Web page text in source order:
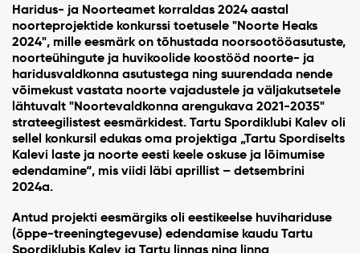
Haridus- ja Noorteamet korraldas 2024 aastal
noorteprojektide konkurssi toetusele "Noorte Heaks
2024", mille eesmärk on tõhustada noorsootööasutuste,
noorteühingute ja huvikoolide koostööd noorte- ja
haridusvaldkonna asutustega ning suurendada nende
võimekust vastata noorte vajadustele ja väljakutsetele
lähtuvalt "Noortevaldkonna arengukava 2021-2035"
strateegilistest eesmärkidest. Tartu Spordiklubi Kalev oli
sellel konkursil edukas oma projektiga „Tartu Spordiselts
Kalevi laste ja noorte eesti keele oskuse ja lõimumise
edendamine“, mis viidi läbi aprillist – detsembrini
2024a.
Antud projekti eesmärgiks oli eestikeelse huvihariduse
(õppe-treeningtegevuse) edendamise kaudu Tartu
Spordiklubis Kalev ja Tartu linnas ning linna